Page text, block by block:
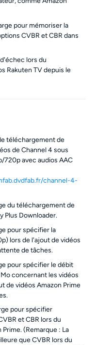
pour mémoriser la
CVBR et CBR dans
lors du
Rakuten TV depuis le
téléchargement de
de Channel 4 sous
avec audios AAC
channel-4-
du téléchargement de
Plus Downloader.
pour spécifier la
lors de l'ajout de vidéos
de tâches.
pour spécifier le débit
concernant les vidéos
de vidéos Amazon Prime
pour spécifier
et CBR lors du
(Remarque : La
que CVBR lors du